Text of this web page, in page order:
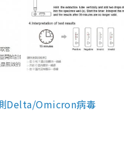
Delta/Omicron病毒